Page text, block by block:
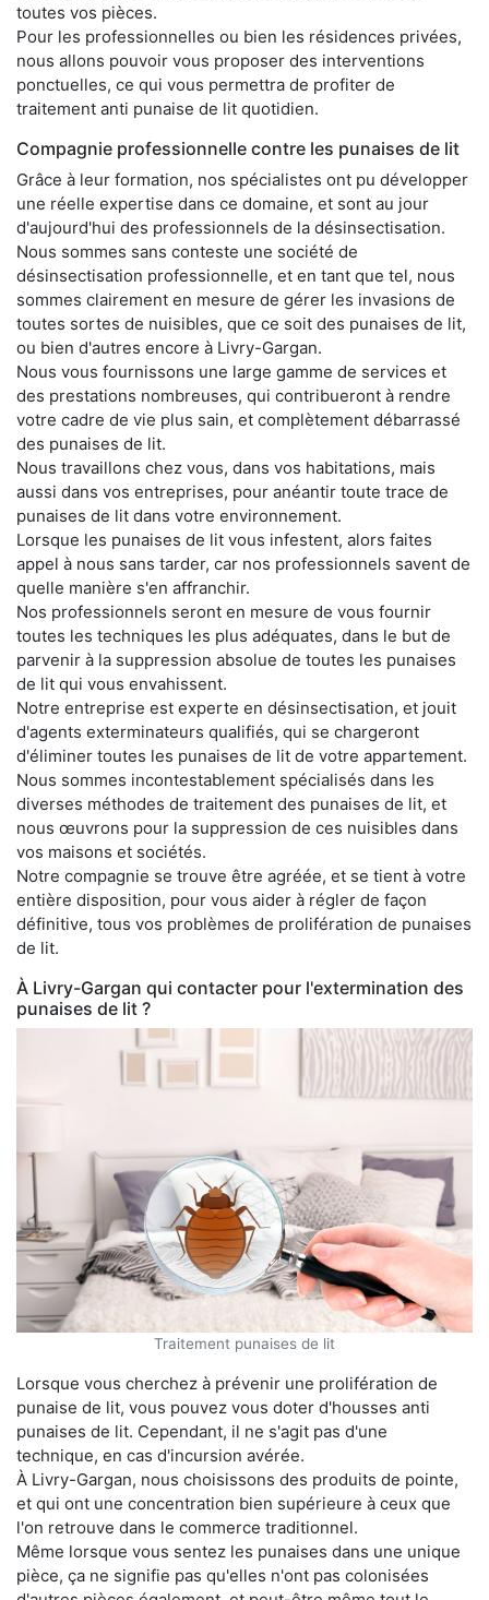
toutes vos pièces.
Pour les professionnelles ou bien les résidences privées,
nous allons pouvoir vous proposer des interventions
ponctuelles, ce qui vous permettra de profiter de
traitement anti punaise de lit quotidien.
Compagnie professionnelle contre les punaises de lit
Grâce à leur formation, nos spécialistes ont pu développer
une réelle expertise dans ce domaine, et sont au jour
d'aujourd'hui des professionnels de la désinsectisation.
Nous sommes sans conteste une société de
désinsectisation professionnelle, et en tant que tel, nous
sommes clairement en mesure de gérer les invasions de
toutes sortes de nuisibles, que ce soit des punaises de lit,
ou bien d'autres encore à Livry-Gargan.
Nous vous fournissons une large gamme de services et
des prestations nombreuses, qui contribueront à rendre
votre cadre de vie plus sain, et complètement débarrassé
des punaises de lit.
Nous travaillons chez vous, dans vos habitations, mais
aussi dans vos entreprises, pour anéantir toute trace de
punaises de lit dans votre environnement.
Lorsque les punaises de lit vous infestent, alors faites
appel à nous sans tarder, car nos professionnels savent de
quelle manière s'en affranchir.
Nos professionnels seront en mesure de vous fournir
toutes les techniques les plus adéquates, dans le but de
parvenir à la suppression absolue de toutes les punaises
de lit qui vous envahissent.
Notre entreprise est experte en désinsectisation, et jouit
d'agents exterminateurs qualifiés, qui se chargeront
d'éliminer toutes les punaises de lit de votre appartement.
Nous sommes incontestablement spécialisés dans les
diverses méthodes de traitement des punaises de lit, et
nous œuvrons pour la suppression de ces nuisibles dans
vos maisons et sociétés.
Notre compagnie se trouve être agréée, et se tient à votre
entière disposition, pour vous aider à régler de façon
définitive, tous vos problèmes de prolifération de punaises
de lit.
À Livry-Gargan qui contacter pour l'extermination des
punaises de lit ?
Traitement punaises de lit
Lorsque vous cherchez à prévenir une prolifération de
punaise de lit, vous pouvez vous doter d'housses anti
punaises de lit. Cependant, il ne s'agit pas d'une
technique, en cas d'incursion avérée.
À Livry-Gargan, nous choisissons des produits de pointe,
et qui ont une concentration bien supérieure à ceux que
l'on retrouve dans le commerce traditionnel.
Même lorsque vous sentez les punaises dans une unique
pièce, ça ne signifie pas qu'elles n'ont pas colonisées